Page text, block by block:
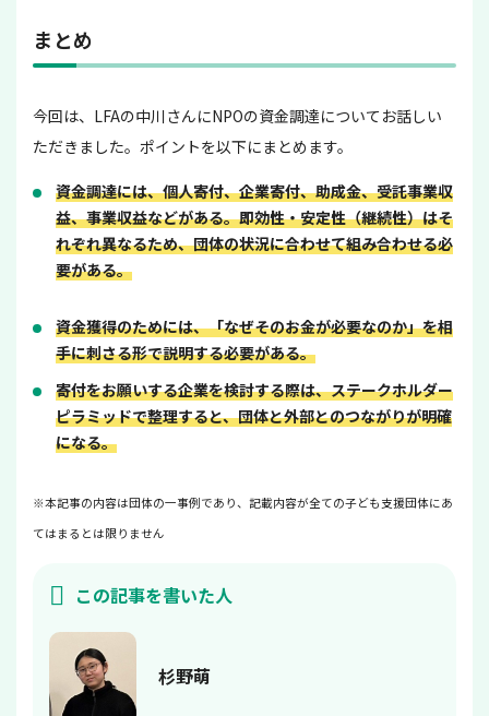
まとめ
今回は、LFAの中川さんにNPOの資金調達についてお話しい
ただきました。ポイントを以下にまとめます。
資金調達には、個人寄付、企業寄付、助成金、受託事業収
益、事業収益などがある。即効性・安定性（継続性）はそ
れぞれ異なるため、団体の状況に合わせて組み合わせる必
要がある。
資金獲得のためには、「なぜそのお金が必要なのか」を相
手に刺さる形で説明する必要がある。
寄付をお願いする企業を検討する際は、ステークホルダー
ピラミッドで整理すると、団体と外部とのつながりが明確
になる。
※本記事の内容は団体の一事例であり、記載内容が全ての子ども支援団体にあ
てはまるとは限りません
この記事を書いた人
杉野萌